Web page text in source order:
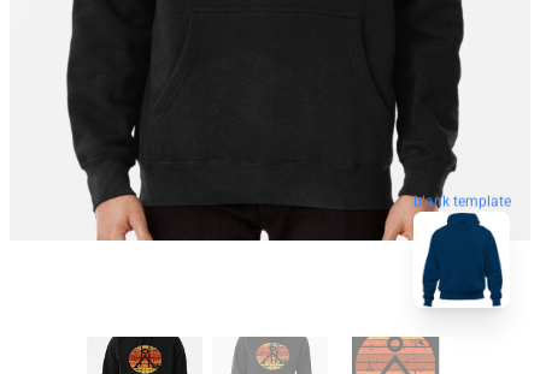
blank template